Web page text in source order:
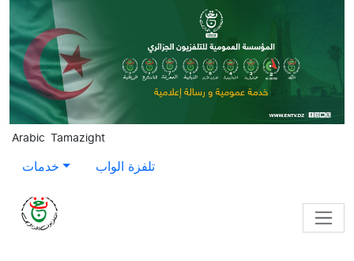
Skip to main content
Arabic Tamazight
خدمات تلفزة الواب